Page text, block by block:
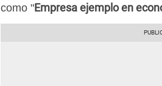
como "Empresa ejemplo en